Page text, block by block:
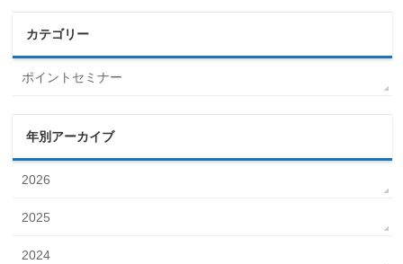
カテゴリー
ポイントセミナー
年別アーカイブ
2026
2025
2024